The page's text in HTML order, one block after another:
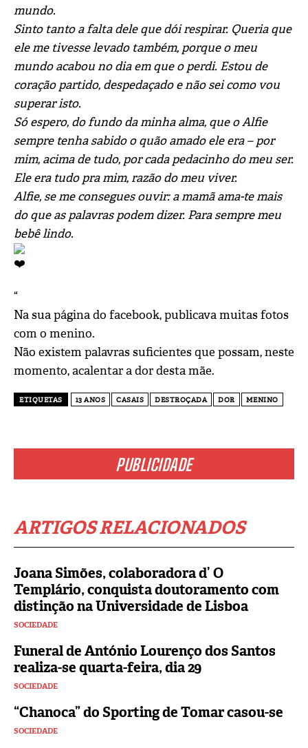
PUBLICIDADE
ARTIGOS RELACIONADOS
Joana Simões, colaboradora d’ O
Templário, conquista doutoramento com
distinção na Universidade de Lisboa
SOCIEDADE
Funeral de António Lourenço dos Santos
realiza-se quarta-feira, dia 29
SOCIEDADE
“Chanoca” do Sporting de Tomar casou-se
SOCIEDADE
mundo.
Sinto tanto a falta dele que dói respirar. Queria que
ele me tivesse levado também, porque o meu
mundo acabou no dia em que o perdi. Estou de
coração partido, despedaçado e não sei como vou
superar isto.
Só espero, do fundo da minha alma, que o Alfie
sempre tenha sabido o quão amado ele era – por
mim, acima de tudo, por cada pedacinho do meu ser.
Ele era tudo pra mim, razão do meu viver.
Alfie, se me consegues ouvir: a mamã ama-te mais
do que as palavras podem dizer. Para sempre meu
bebê lindo.
“
Na sua página do facebook, publicava muitas fotos
com o menino.
Não existem palavras suficientes que possam, neste
momento, acalentar a dor desta mãe.
ETIQUETAS 13 ANOS CASAIS DESTROÇADA DOR MENINO